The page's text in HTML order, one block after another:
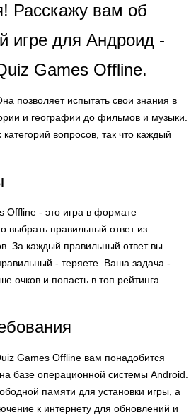
Расскажу вам об
игре для Андроид -
Games Offline.
позволяет испытать свои знания в
и географии до фильмов и музыки.
вопросов, так что каждый
Offline - это игра в формате
выбрать правильный ответ из
За каждый правильный ответ вы
- теряете. Ваша задача -
очков и попасть в топ рейтинга
Games Offline вам понадобится
базе операционной системы Android.
памяти для установки игры, а
к интернету для обновлений и